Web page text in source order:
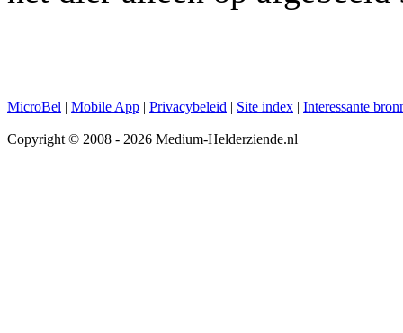
MicroBel | Mobile App | Privacybeleid | Site index | Interessante
Copyright © 2008 - 2026 Medium-Helderziende.nl